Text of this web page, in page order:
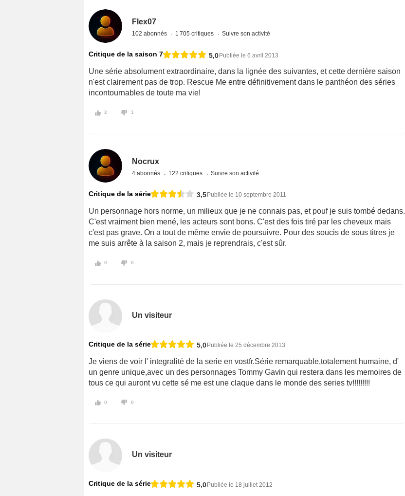
Flex07
102 abonnés 1 705 critiques Suivre son activité
Critique de la saison 7 5,0Publiée le 6 avril 2013
Une série absolument extraordinaire, dans la lignée des suivantes, et cette dernière saison
n'est clairement pas de trop. Rescue Me entre définitivement dans le panthéon des séries
incontournables de toute ma vie!
2 1
Nocrux
4 abonnés 122 critiques Suivre son activité
Critique de la série 3,5 Publiée le 10 septembre 2011
Un personnage hors norme, un milieux que je ne connais pas, et pouf je suis tombé dedans.
C'est vraiment bien mené, les acteurs sont bons. C'est des fois tiré par les cheveux mais
c'est pas grave. On a tout de même envie de poursuivre. Pour des soucis de sous titres je
me suis arrête à la saison 2, mais je reprendrais, c'est sûr.
0 0
Un visiteur
Critique de la série 5,0 Publiée le 25 décembre 2013
Je viens de voir l' integralité de la serie en vostfr.Série remarquable,totalement humaine, d'
un genre unique,avec un des personnages Tommy Gavin qui restera dans les memoires de
tous ce qui auront vu cette sé me est une claque dans le monde des series tv!!!!!!!!!
0 0
Un visiteur
Critique de la série 5,0 Publiée le 18 juillet 2012